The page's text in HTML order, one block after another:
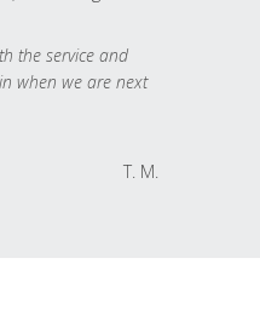
the service and
when we are next
T. M.